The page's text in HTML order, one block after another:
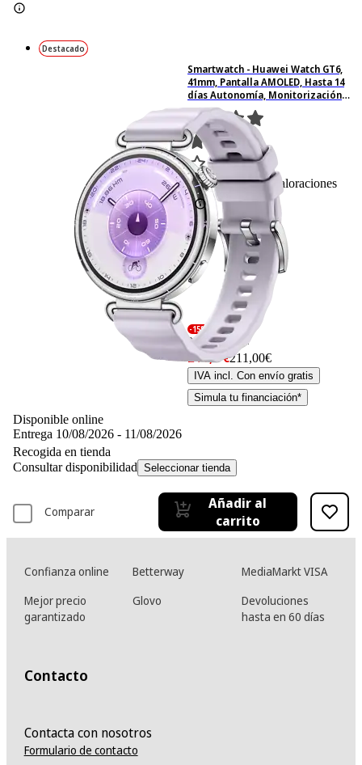
Destacado
Smartwatch - Huawei Watch GT6,
41mm, Pantalla AMOLED, Hasta 14
días Autonomía, Monitorización
avanzada de Salud, Bluetooth,
Resistente al Agua, Morado
86Basado en 86 valoraciones
-15%
249,– €249,00€
211,– €211,00€
IVA incl. Con envío gratis
Simula tu financiación*
Disponible online
Entrega 10/08/2026 - 11/08/2026
Recogida en tienda
Consultar disponibilidad Seleccionar tienda
Comparar
Añadir al
carrito
Confianza online Betterway
MediaMarkt VISA
Mejor precio
garantizado
Glovo
Devoluciones
hasta en 60 días
Contacto
Contacta con nosotros
Formulario de contacto